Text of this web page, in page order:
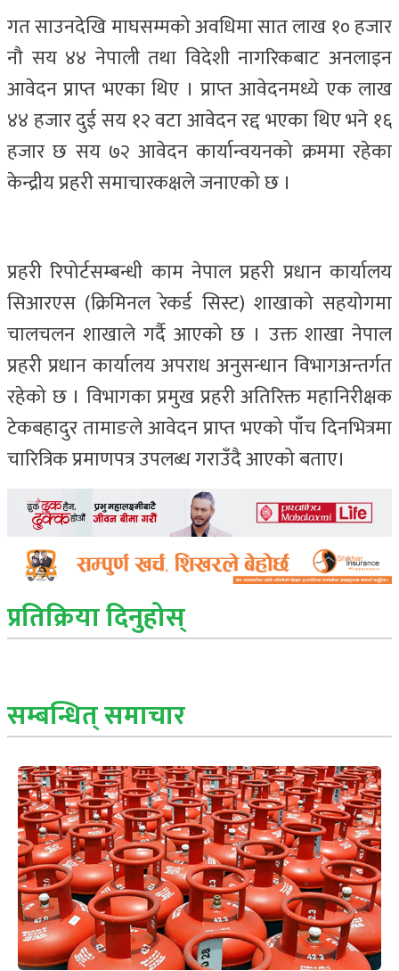
गत साउनदेखि माघसम्मको अवधिमा सात लाख १० हजार
नौ सय ४४ नेपाली तथा विदेशी नागरिकबाट अनलाइन
आवेदन प्राप्त भएका थिए । प्राप्त आवेदनमध्ये एक लाख
४४ हजार दुई सय १२ वटा आवेदन रद्द भएका थिए भने १६
हजार छ सय ७२ आवेदन कार्यान्वयनको क्रममा रहेका
केन्द्रीय प्रहरी समाचारकक्षले जनाएको छ ।
प्रहरी रिपोर्टसम्बन्धी काम नेपाल प्रहरी प्रधान कार्यालय
सिआरएस (क्रिमिनल रेकर्ड सिस्ट) शाखाको सहयोगमा
चालचलन शाखाले गर्दै आएको छ । उक्त शाखा नेपाल
प्रहरी प्रधान कार्यालय अपराध अनुसन्धान विभागअन्तर्गत
रहेको छ । विभागका प्रमुख प्रहरी अतिरिक्त महानिरीक्षक
टेकबहादुर तामाङले आवेदन प्राप्त भएको पाँच दिनभित्रमा
चारित्रिक प्रमाणपत्र उपलब्ध गराउँदै आएको बताए।
प्रतिक्रिया दिनुहोस्
सम्बन्धित् समाचार